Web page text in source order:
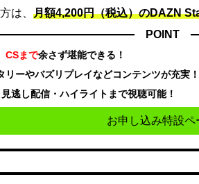
は、 月額4,200円（税込）のDAZN
POINT
CSまで余さず堪能できる！
ーやバズリプレイなどコンテンツが充実！
逃し配信・ハイライトまで視聴可能！
お申し込み特設ペ